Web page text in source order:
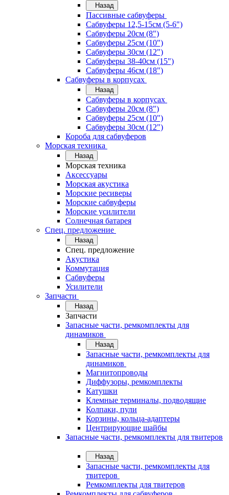
Назад
Пассивные сабвуферы
Сабвуферы 12,5-15см (5-6")
Сабвуферы 20см (8")
Сабвуферы 25см (10")
Сабвуферы 30см (12")
Сабвуферы 38-40см (15")
Сабвуферы 46см (18")
Сабвуферы в корпусах
Назад
Сабвуферы в корпусах
Сабвуферы 20см (8")
Сабвуферы 25см (10")
Сабвуферы 30см (12")
Короба для сабвуферов
Морская техника
Назад
Морская техника
Аксессуары
Морская акустика
Морские ресиверы
Морские сабвуферы
Морские усилители
Солнечная батарея
Спец. предложение
Назад
Спец. предложение
Акустика
Коммутация
Сабвуферы
Усилители
Запчасти
Назад
Запчасти
Запасные части, ремкомплекты для
динамиков
Назад
Запасные части, ремкомплекты для
динамиков
Магнитопроводы
Диффузоры, ремкомплекты
Катушки
Клемные терминалы, подводящие
Колпаки, пули
Корзины, кольца-адаптеры
Центрирующие шайбы
Запасные части, ремкомплекты для твитеров
Назад
Запасные части, ремкомплекты для
твитеров
Ремкомплекты для твитеров